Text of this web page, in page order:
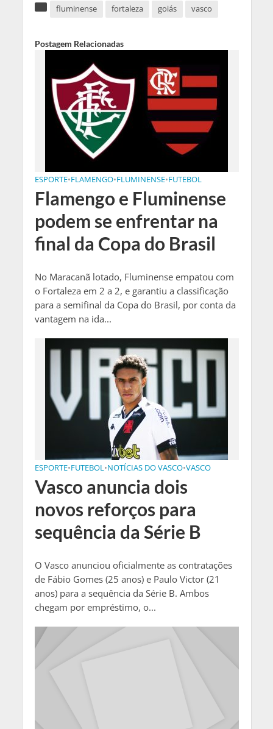
fluminense
fortaleza goiás vasco
Postagem Relacionadas
ESPORTE•FLAMENGO•FLUMINENSE•FUTEBOL
Flamengo e Fluminense
podem se enfrentar na
final da Copa do Brasil
No Maracanã lotado, Fluminense empatou com
o Fortaleza em 2 a 2, e garantiu a classificação
para a semifinal da Copa do Brasil, por conta da
vantagem na ida...
ESPORTE•FUTEBOL•NOTÍCIAS DO VASCO•VASCO
Vasco anuncia dois
novos reforços para
sequência da Série B
O Vasco anunciou oficialmente as contratações
de Fábio Gomes (25 anos) e Paulo Victor (21
anos) para a sequência da Série B. Ambos
chegam por empréstimo, o...